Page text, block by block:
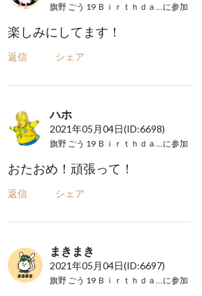
に参加
楽しみにしてます！
返信 シェア
ハホ
2021年05月04日(ID:6698)
に参加
おたおめ！頑張って！
返信 シェア
まきまき
2021年05月04日(ID:6697)
に参加